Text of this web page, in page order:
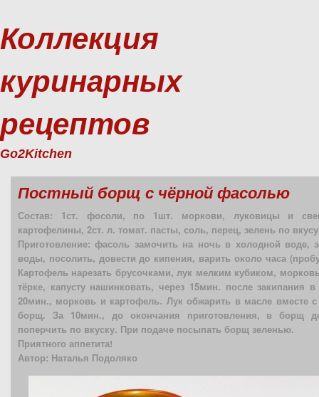
Коллекция
куринарных
рецептов
Go2Kitchen
Постный борщ с чёрной фасолью
Состав: 1ст. фосоли, по 1шт. моркови, луковицы и
картофелины, 2ст. л. томат. пасты, соль, перец, зелень по
Приготовление: фасоль замочить на ночь в холодной воде,
воды, посолить, довести до кипения, варить около часа
Картофель нарезать брусочками, лук мелким кубиком,
тёрке, капусту нашинковать, через 15мин. после закипания
20мин., морковь и картофель. Лук обжарить в масле вместе
борщ. За 10мин., до окончания приготовления, в борщ
поперчить по вкуску. При подаче посыпать борщ зеленью.
Приятного аппетита!
Автор: Наталья Подоляко